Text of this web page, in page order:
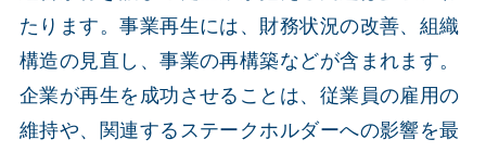
たります。事業再生には、財務状況の改善、組織
構造の見直し、事業の再構築などが含まれます。
企業が再生を成功させることは、従業員の雇用の
維持や、関連するステークホルダーへの影響を最